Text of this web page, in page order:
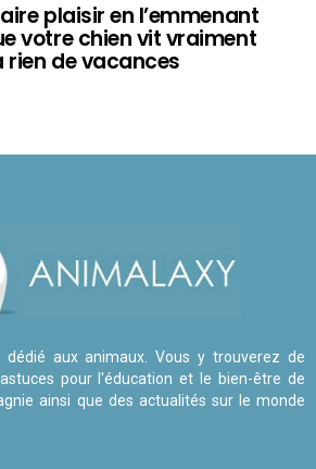
plaisir en l’emmenant
votre chien vit vraiment
rien de vacances
aux animaux. Vous y trouverez de
pour l'éducation et le bien-être de
ainsi que des actualités sur le monde